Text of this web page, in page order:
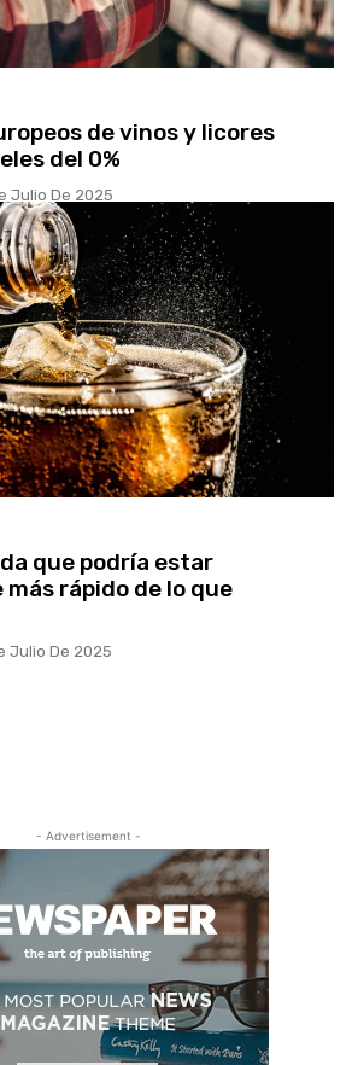
de vinos y licores
del 0%
Julio De 2025
que podría estar
rápido de lo que
Julio De 2025
- Advertisement -